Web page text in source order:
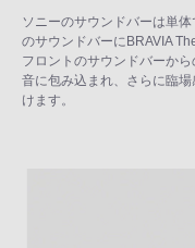
ソニーのサウンドバーは単
のサウンドバーにBRAVIA
フロントのサウンドバーか
音に包み込まれ、さらに臨
けます。